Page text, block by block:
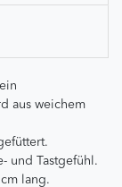
aus weichem
und Tastgefühl.
lang.